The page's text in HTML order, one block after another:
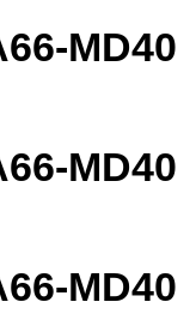
MD40
MD40
MD40